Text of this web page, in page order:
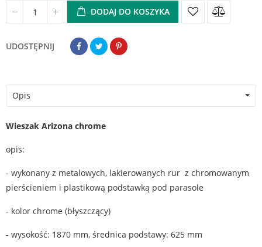
DODAJ DO KOSZYKA
UDOSTĘPNIJ
Opis
Wieszak Arizona chrome
opis:
- wykonany z metalowych, lakierowanych rur z chromowanym
pierścieniem i plastikową podstawką pod parasole
- kolor chrome (błyszczący)
- wysokość: 1870 mm, średnica podstawy: 625 mm